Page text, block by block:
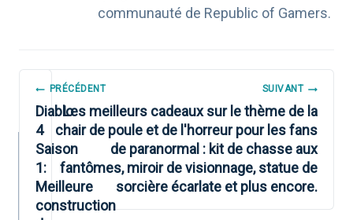
communauté de Republic of Gamers.
NAVIGATION
DE
L’ARTICLE
PRÉCÉDENT
Diablo
4
Saison
1:
Meilleure
construction
SUIVANT
Les meilleurs cadeaux sur le thème de la
chair de poule et de l'horreur pour les fans
de paranormal : kit de chasse aux
fantômes, miroir de visionnage, statue de
sorcière écarlate et plus encore.